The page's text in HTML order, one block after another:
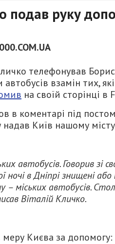
подав руку
телефонував
взамін тих,
на своїй сторінці в
в коментарі під
надав Київ нашому
автобусів. Говорив зі
ночі в Дніпрі знищені
– міських автобусів.
Віталій Кличко.
Києва за допомогу: